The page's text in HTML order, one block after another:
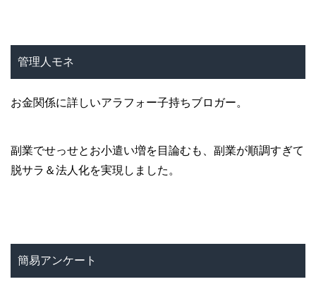
管理人モネ
お金関係に詳しいアラフォー子持ちブロガー。
副業でせっせとお小遣い増を目論むも、副業が順調すぎて
脱サラ＆法人化を実現しました。
簡易アンケート